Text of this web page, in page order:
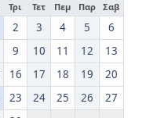
Τρι Τετ Πεμ Παρ Σαβ
2 3 4 5
6
9 10 11 12
13
16 17 18 19
20
23 24 25 26
27